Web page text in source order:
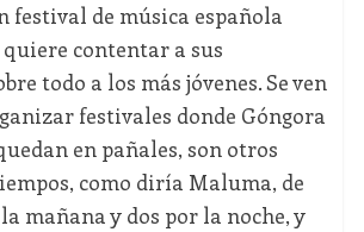
festival de música española
contentar a sus
todo a los más jóvenes. Se ven
festivales donde Góngora
en pañales, son otros
como diría Maluma, de
mañana y dos por la noche, y